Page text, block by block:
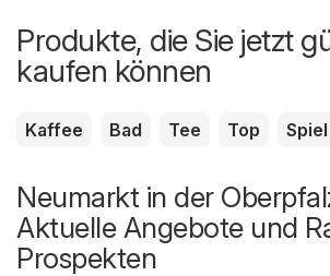
Produkte, die Sie jetzt
kaufen können
Kaffee Bad Tee Top Spiel
Neumarkt in der
Aktuelle Angebote und
Prospekten